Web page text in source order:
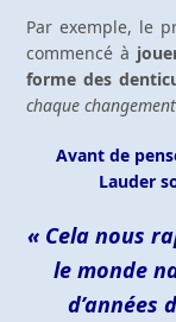
Par exemple, le
commencé à
forme des
chaque
Avant de
Lauder
« Cela nous
le monde
d’années